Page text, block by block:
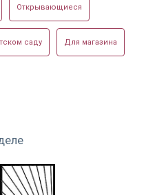
Открывающиеся
саду Для магазина